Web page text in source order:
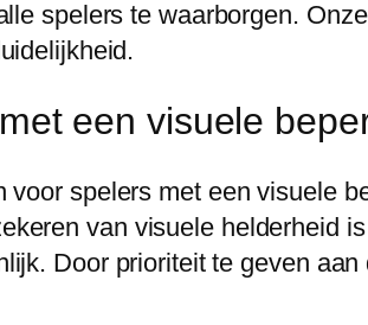
spelers te waarborgen.
een visuele
spelers met een visuele
van visuele helderheid
Door prioriteit te geven